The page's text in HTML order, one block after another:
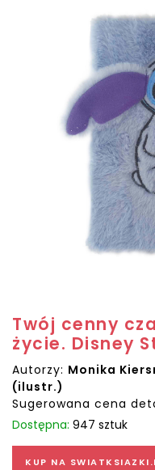
Twój cenny
życie. Disney
Autorzy: Monika
(ilustr.)
Sugerowana cena
Dostępna: 947 sztuk
KUP NA